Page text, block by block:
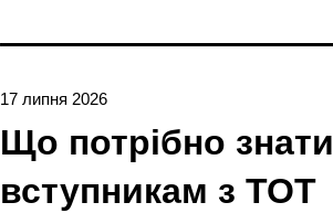
17 липня 2026
Що потрібно знати
вступникам з ТОТ